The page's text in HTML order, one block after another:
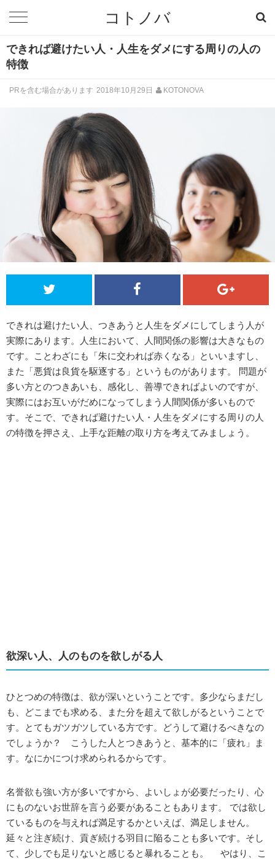
コトノバ
できれば避けたい人・人生をダメにする周りの人の
特徴
PRを含む場合があります 2018年10月29日 KOTONOVA
できれは避けたい人、つきあうと人生をダメにしてしまう人が
実際にあります。人生において、人間関係の影響は大きなもの
です。ことわざにも「朱に交われば赤くなる」といいますし、
また「悪貨は良貨を駆逐する」というものがあります。 問題が
多い方とのつきあいも、感化し、善導できればよいのですが、
実際にはお互いがだめになってしまう人間関係が多いもので
す。そこで、できれば避けたい人・人生をダメにする周りの人
の特徴を押さえ、上手な距離の取り方を考えてみましょう。
欲深い人、人のものを欲しがる人
ひとつめの特徴は、欲が深いということです。多少ならまだし
も、どこまでも求める、また分を超えて欲しがるということで
す。とてもガツガツしている方です。どうして避けるべきなの
でしょうか？ こうした人とつきあうと、基本的に「疲れ」ま
す。なにかにつけ求められるからです。
名誉欲も強い方が多いですから、よいしょが必要だったり、心
にものないお世辞を言う必要があることもあります。 では欲し
ているものを与えれば満足するかといえば、満足しません。
延々と注ぎ続け、貢ぎ続ける羽目に陥ることも多いです。そし
て、少しでも足りないと感じると暴れることも。 やはり、こ